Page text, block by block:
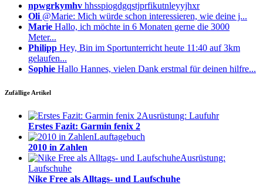
npwgrkymhv hhsspiogdgqstjprfikutnleyyjhxr
Oli @Marie: Mich würde schon interessieren, wie deine j...
Marie Hallo, ich möchte in 6 Monaten gerne die 3000
Meter...
Philipp Hey, Bin im Sportunterricht heute 11:40 auf 3km
gelaufen...
Sophie Hallo Hannes, vielen Dank erstmal für deinen hilfre...
Zufällige Artikel
Ausrüstung: Laufuhr
Erstes Fazit: Garmin fenix 2
Lauftagebuch
2010 in Zahlen
Ausrüstung:
Laufschuhe
Nike Free als Alltags- und Laufschuhe